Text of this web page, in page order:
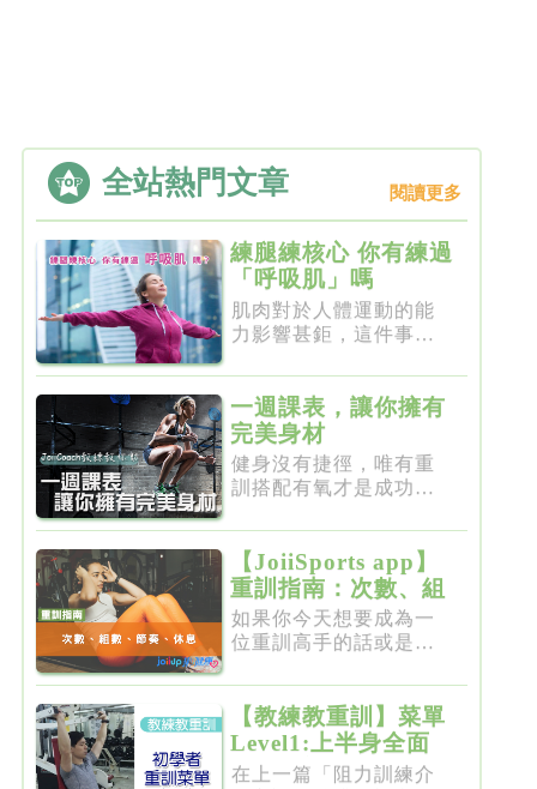
全站熱門文章 閱讀更多
練腿練核心 你有練過
「呼吸肌」嗎
肌肉對於人體運動的能
力影響甚鉅，這件事一
一週課表，讓你擁有
完美身材
健身沒有捷徑，唯有重
訓搭配有氧才是成功的
【JoiiSports app】
重訓指南：次數、組
數、節奏、休息
如果你今天想要成為一
位重訓高手的話或是想
【教練教重訓】菜單
Level1:上半身全面
增肌雕塑
在上一篇「阻力訓練介